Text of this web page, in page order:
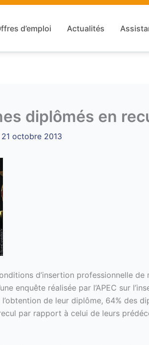
d’emploi Actualités
diplômés en
21 octobre 2013
d’insertion professionnelle de
enquête réalisée par l’APEC sur
de leur diplôme, 64% des
par rapport à celui de leurs